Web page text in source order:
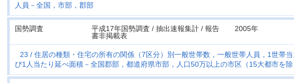
人員－全国，市部，郡部
国勢調査
平成17年国勢調査 / 抽出速報集計 / 報告
書非掲載表
2005年
23
住居の種類・住宅の所有の関係（7区分）別一般世帯数，一般世帯人員，1世帯
び1人当たり延べ面積－全国郡部，都道府県市部，人口50万以上の市区（15大都市を除